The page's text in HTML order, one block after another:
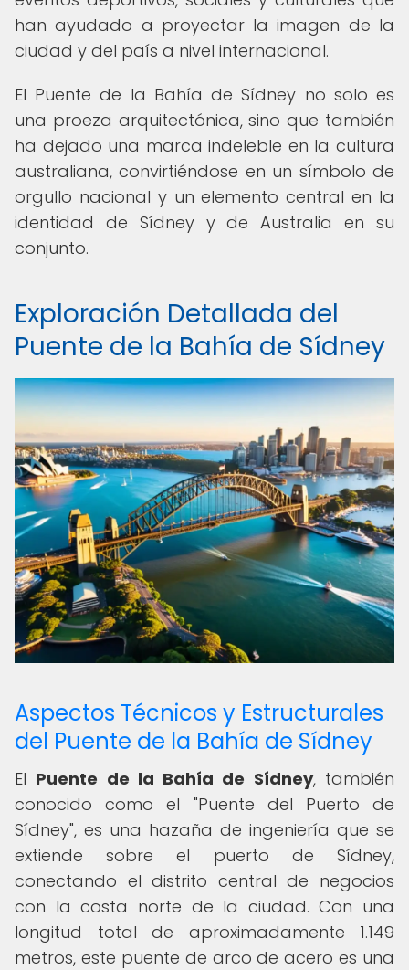
han ayudado a proyectar la imagen de la
ciudad y del país a nivel internacional.
El Puente de la Bahía de Sídney no solo es
una proeza arquitectónica, sino que también
ha dejado una marca indeleble en la cultura
australiana, convirtiéndose en un símbolo de
orgullo nacional y un elemento central en la
identidad de Sídney y de Australia en su
conjunto.
Exploración Detallada del
Puente de la Bahía de Sídney
Aspectos Técnicos y Estructurales
del Puente de la Bahía de Sídney
El Puente de la Bahía de Sídney, también
conocido como el "Puente del Puerto de
Sídney", es una hazaña de ingeniería que se
extiende sobre el puerto de Sídney,
conectando el distrito central de negocios
con la costa norte de la ciudad. Con una
longitud total de aproximadamente 1.149
metros, este puente de arco de acero es una